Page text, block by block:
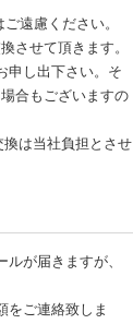
遠慮ください。
させて頂きます。
申し出下さい。そ
合もございますの
は当社負担とさせ
が届きますが、
をご連絡致しま